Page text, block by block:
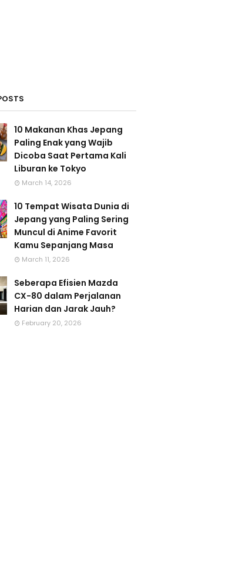
10 Makanan Khas Jepang
Paling Enak yang Wajib
Dicoba Saat Pertama Kali
Liburan ke Tokyo
March 14, 2026
10 Tempat Wisata Dunia di
Jepang yang Paling Sering
Muncul di Anime Favorit
Kamu Sepanjang Masa
March 11, 2026
Seberapa Efisien Mazda
CX-80 dalam Perjalanan
Harian dan Jarak Jauh?
February 20, 2026